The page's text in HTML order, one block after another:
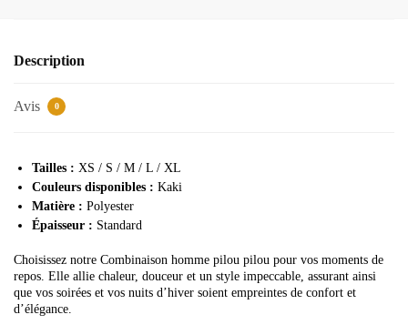
Description
Avis 0
Tailles : XS / S / M / L / XL
Couleurs disponibles : Kaki
Matière : Polyester
Épaisseur : Standard
Choisissez notre Combinaison homme pilou pilou pour vos moments de
repos. Elle allie chaleur, douceur et un style impeccable, assurant ainsi
que vos soirées et vos nuits d’hiver soient empreintes de confort et
d’élégance.